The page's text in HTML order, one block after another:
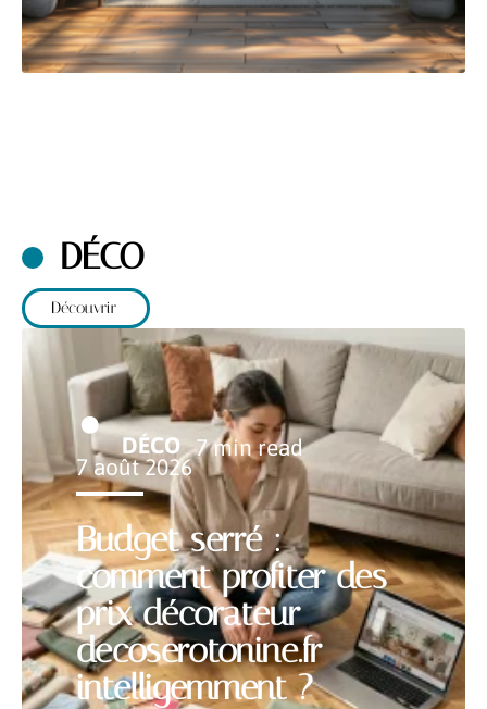
DÉCO
Découvrir
Budget serré :
comment profiter des
prix décorateur
decoserotonine.fr
intelligemment ?
DÉCO 7 min read
7 août 2026